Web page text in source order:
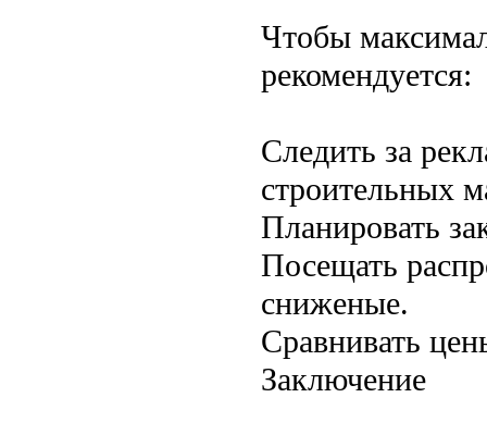
Чтобы
рекомендуется:
Следить за
строительных
Планировать
Посещать
сниженые.
Сравнивать
Заключение